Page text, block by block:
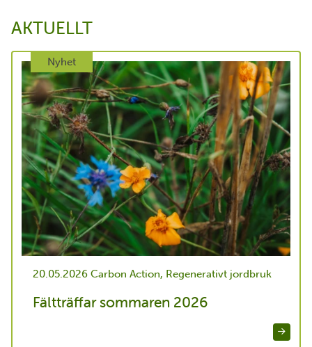
AKTUELLT
20.05.2026
Nyhet
Carbon Action, Regenerativt jordbruk
Fältträffar sommaren 2026